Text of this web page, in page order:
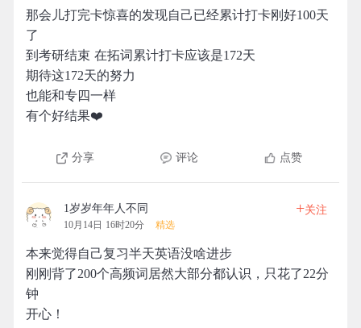
那会儿打完卡惊喜的发现自己已经累计打卡刚好100天
了
到考研结束 在拓词累计打卡应该是172天
期待这172天的努力
也能和专四一样
有个好结果❤️
分享 评论 点赞
1岁岁年年人不同
10月14日 16时20分 精选
+关注
本来觉得自己复习半天英语没啥进步
刚刚背了200个高频词居然大部分都认识，只花了22分
钟
开心！